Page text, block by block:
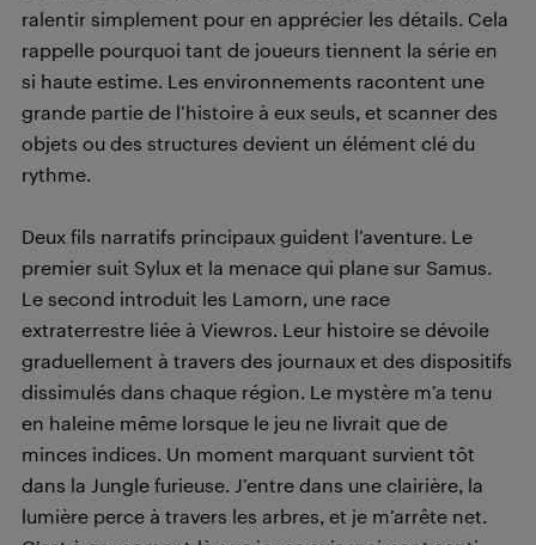
ralentir simplement pour en apprécier les détails. Cela
rappelle pourquoi tant de joueurs tiennent la série en
si haute estime. Les environnements racontent une
grande partie de l’histoire à eux seuls, et scanner des
objets ou des structures devient un élément clé du
rythme.
Deux fils narratifs principaux guident l’aventure. Le
premier suit Sylux et la menace qui plane sur Samus.
Le second introduit les Lamorn, une race
extraterrestre liée à Viewros. Leur histoire se dévoile
graduellement à travers des journaux et des dispositifs
dissimulés dans chaque région. Le mystère m’a tenu
en haleine même lorsque le jeu ne livrait que de
minces indices. Un moment marquant survient tôt
dans la Jungle furieuse. J’entre dans une clairière, la
lumière perce à travers les arbres, et je m’arrête net.